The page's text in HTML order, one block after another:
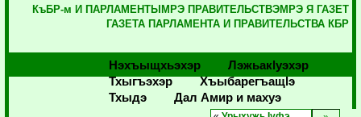
КъБР-м И ПАРЛАМЕНТЫМРЭ ПРАВИТЕЛЬСТВЭМРЭ Я ГАЗЕТ
ГАЗЕТА ПАРЛАМЕНТА И ПРАВИТЕЛЬСТВА КБР
Нэхъыщхьэхэр
Лэжьакlуэхэр
Тхыгъэхэр
Хъыбарегъащlэ
Тхыдэ
Дал Амир и махуэ